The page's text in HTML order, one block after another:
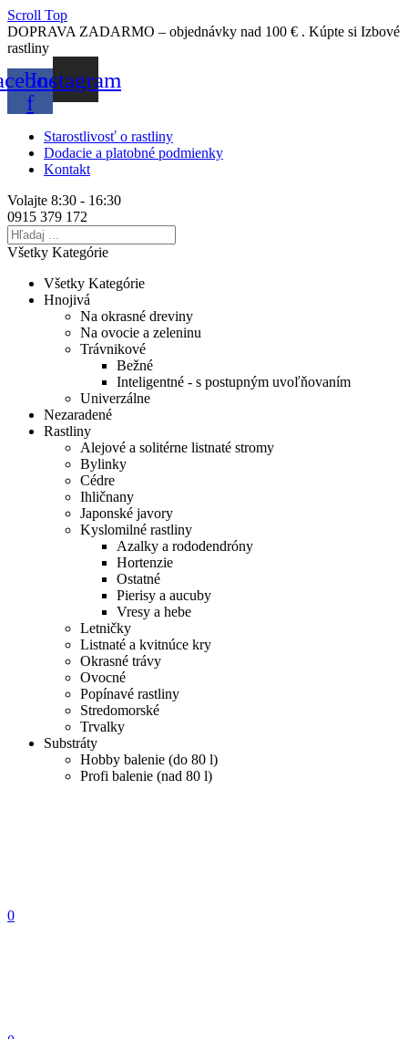
Scroll Top
DOPRAVA ZADARMO – objednávky nad 100 € . Kúpte si Izbové
rastliny
f
Instagram
Starostlivosť o rastliny
Dodacie a platobné podmienky
Kontakt
Volajte 8:30 - 16:30
0915 379 172
Všetky Kategórie
Všetky Kategórie
Hnojivá
Na okrasné dreviny
Na ovocie a zeleninu
Trávnikové
Bežné
Inteligentné - s postupným uvoľňovaním
Univerzálne
Nezaradené
Rastliny
Alejové a solitérne listnaté stromy
Bylinky
Cédre
Ihličnany
Japonské javory
Kyslomilné rastliny
Azalky a rododendróny
Hortenzie
Ostatné
Pierisy a aucuby
Vresy a hebe
Letničky
Listnaté a kvitnúce kry
Okrasné trávy
Ovocné
Popínavé rastliny
Stredomorské
Trvalky
Substráty
Hobby balenie (do 80 l)
Profi balenie (nad 80 l)
0